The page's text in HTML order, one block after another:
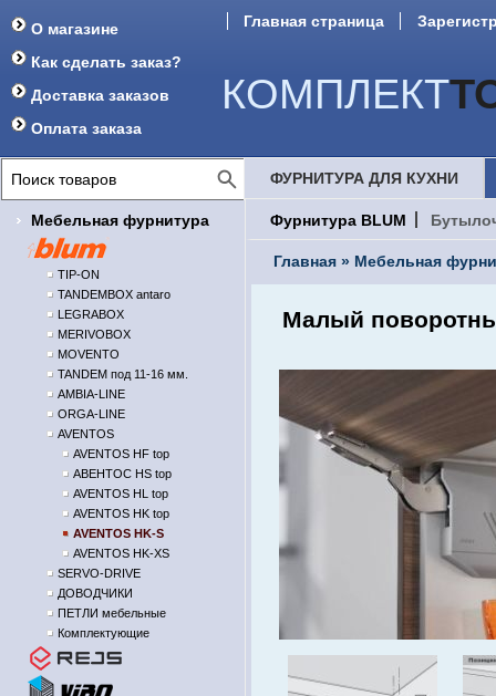
О магазине
Как сделать заказ?
Доставка заказов
Оплата заказа
Главная страница
КОМПЛЕКТ
Мебельная фурнитура
TIP-ON
TANDEMBOX antaro
LEGRABOX
MERIVOBOX
MOVENTO
TANDEM под 11-16 мм.
AMBIA-LINE
ORGA-LINE
AVENTOS
AVENTOS HF top
АВЕНТОС HS top
AVENTOS HL top
AVENTOS HK top
AVENTOS HK-S
AVENTOS HK-XS
SERVO-DRIVE
ДОВОДЧИКИ
ПЕТЛИ мебельные
Комплектующие
ФУРНИТУРА ДЛЯ КУХНИ
Фурнитура BLUM
Главная » Мебельная
Малый